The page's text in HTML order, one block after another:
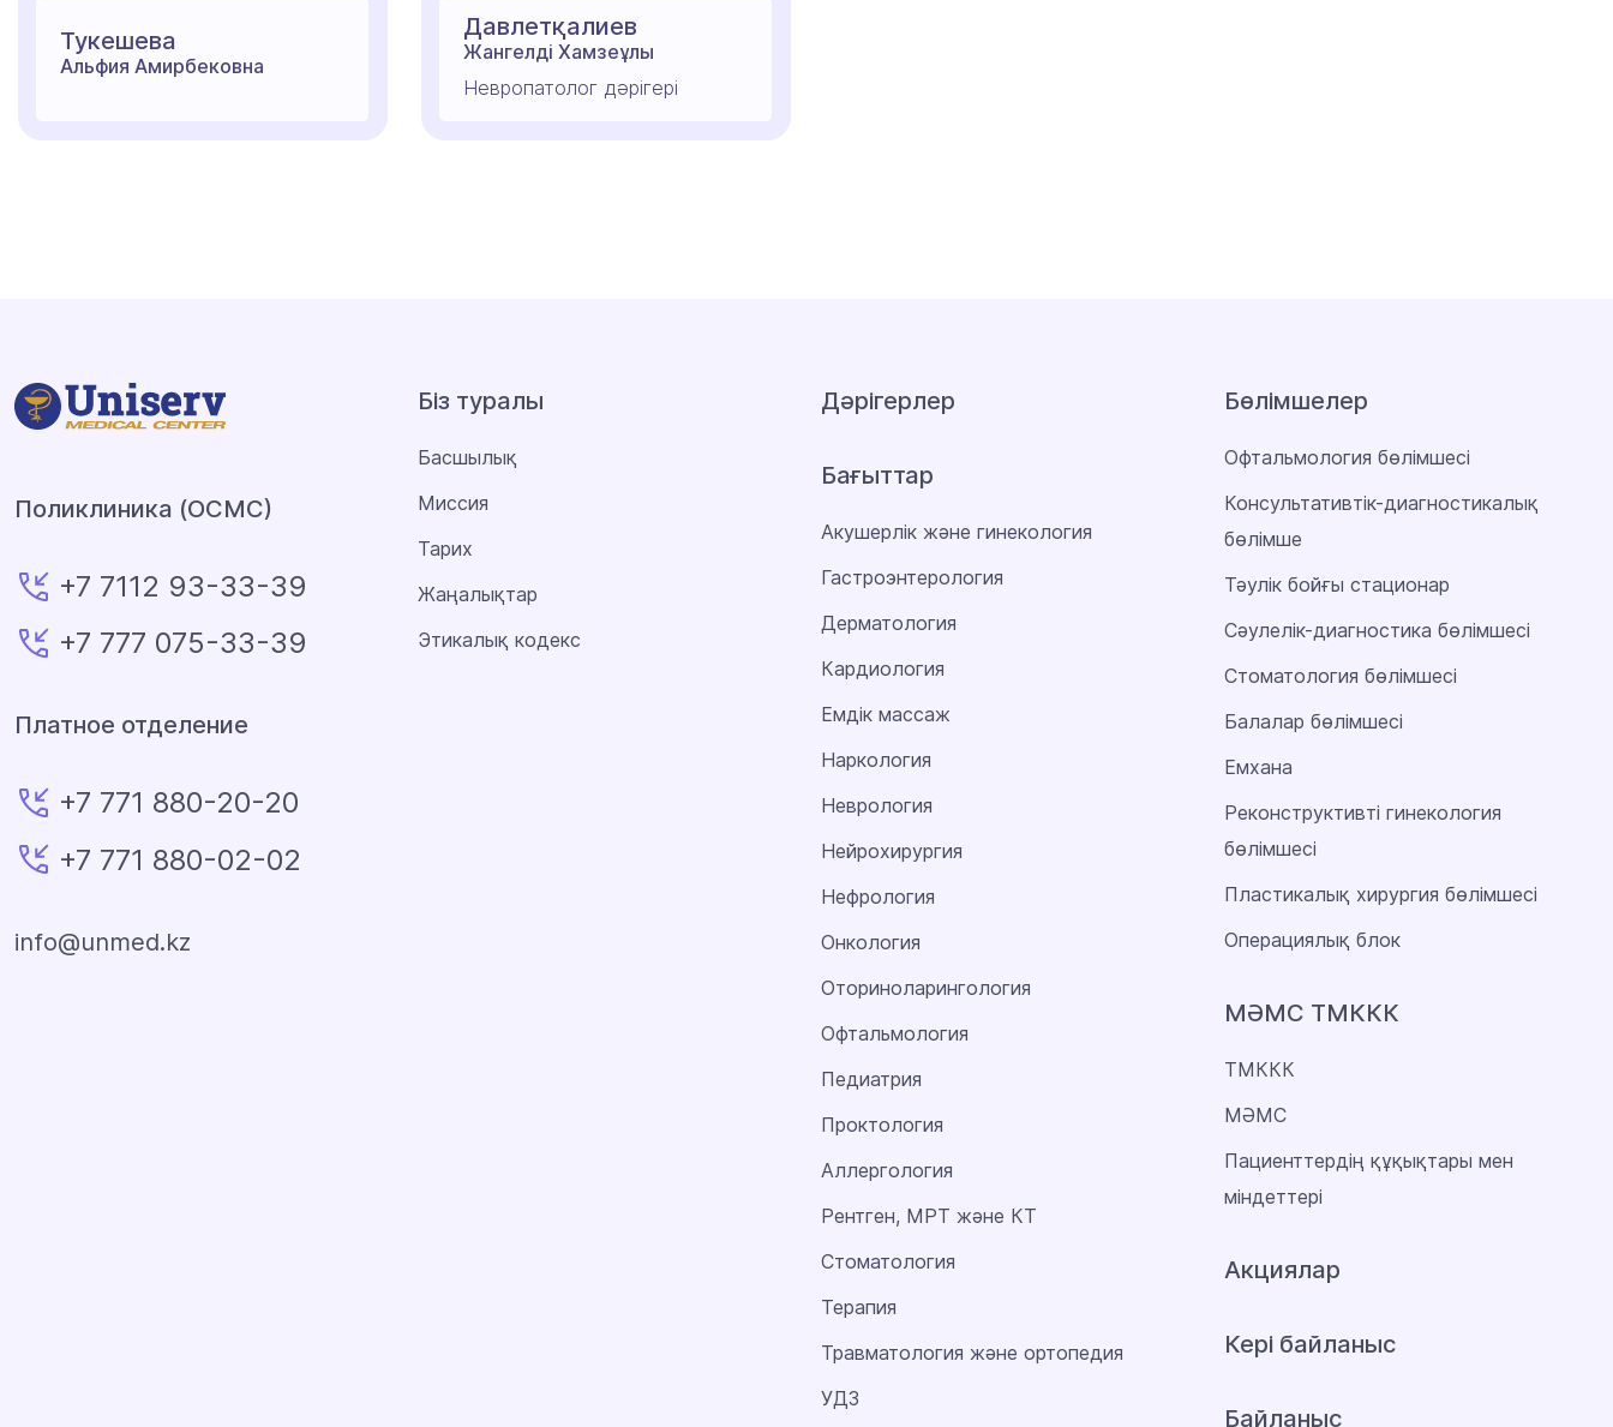
Тукешева
Альфия Амирбековна
Давлетқалиев
Жангелді Хамзеұлы
Невропатолог дәрігері
Поликлиника (ОСМС)
+7 7112 93-33-39
+7 777 075-33-39
Платное отделение
+7 771 880-20-20
+7 771 880-02-02
info@unmed.kz
Біз туралы
Басшылық
Миссия
Тарих
Жаңалықтар
Этикалық кодекс
Дәрігерлер
Бағыттар
Акушерлік және гинекология
Гастроэнтерология
Дерматология
Кардиология
Емдік массаж
Наркология
Неврология
Нейрохирургия
Нефрология
Онкология
Оториноларингология
Офтальмология
Педиатрия
Проктология
Аллергология
Рентген, МРТ және КТ
Стоматология
Терапия
Травматология және ортопедия
УДЗ
Бөлімшелер
Офтальмология бөлімшесі
Консультативтік-диагностикалық
бөлімше
Тәулік бойғы стационар
Сәулелік-диагностика бөлімшесі
Стоматология бөлімшесі
Балалар бөлімшесі
Емхана
Реконструктивті гинекология
бөлімшесі
Пластикалық хирургия бөлімшесі
Операциялық блок
МӘМС ТМККК
ТМККК
МӘМС
Пациенттердің құқықтары мен
міндеттері
Акциялар
Кері байланыс
Байланыс